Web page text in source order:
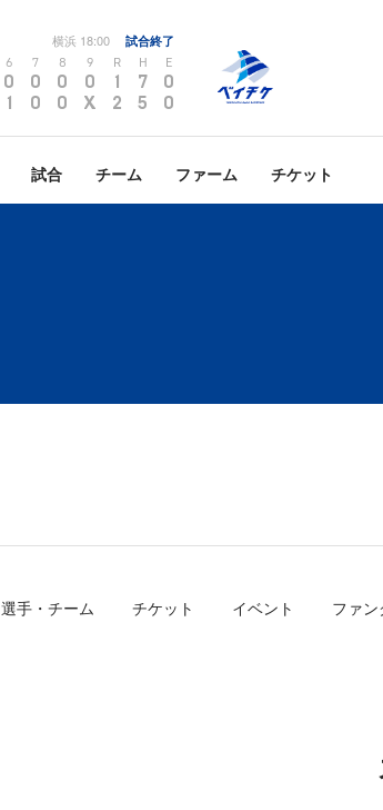
横浜 18:00 試合終了
6 7 8 9 R H E
0 0 0 0 1 7 0
1 0 0 X 2 5 0
試合 チーム ファーム チケット
選手・チーム チケット イベント ファ